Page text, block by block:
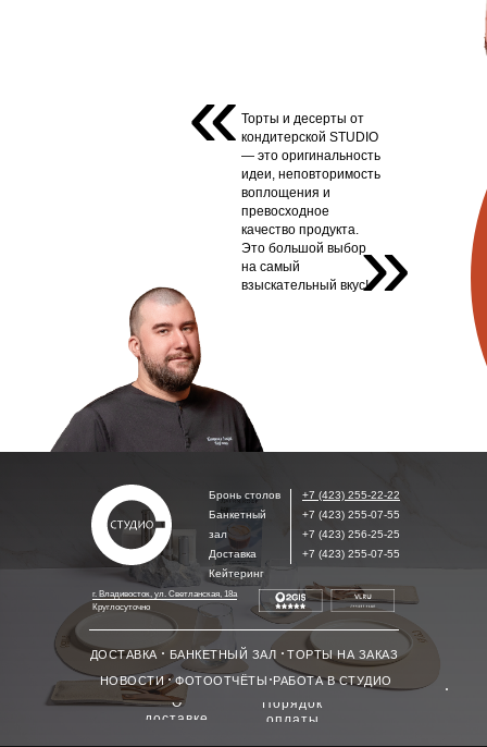
Торты и десерты от
кондитерской STUDIO
— это оригинальность
идеи, неповторимость
воплощения и
превосходное
качество продукта.
Это большой выбор
на самый
взыскательный вкус!
«
»
+7 (423) 255-22-22
+7 (423) 255-07-55
+7 (423) 256-25-25
+7 (423) 255-07-55
Бронь столов
Банкетный
зал
Доставка
Кейтеринг
г. Владивосток, ул. Светланская, 18а
Круглосуточно
ДОСТАВКА ТОРТЫ НА ЗАКАЗ
БАНКЕТНЫЙ ЗАЛ
НОВОСТИ
ФОТООТЧЁТЫ
О
доставке
РАБОТА В СТУДИО
Порядок
оплаты